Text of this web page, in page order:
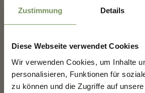
Zustimmung Details
Diese Webseite verwendet Cookies
Wir verwenden Cookies, um Inhalte
personalisieren, Funktionen für
zu können und die Zugriffe auf
MERANS
GESTALTEN —